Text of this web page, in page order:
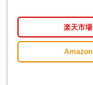
楽天市場
Amazon